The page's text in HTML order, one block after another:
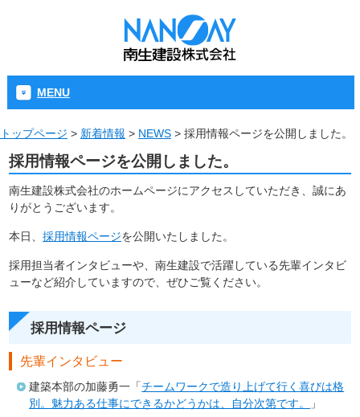
MENU
トップページ > 新着情報 > NEWS > 採用情報ページを公開しました。
採用情報ページを公開しました。
南生建設株式会社のホームページにアクセスしていただき、誠にあ
りがとうございます。
本日、採用情報ページを公開いたしました。
採用担当者インタビューや、南生建設で活躍している先輩インタビ
ューなど紹介していますので、ぜひご覧ください。
採用情報ページ
先輩インタビュー
建築本部の加藤勇一「チームワークで造り上げて行く喜びは格
別。魅力ある仕事にできるかどうかは、自分次第です。
」